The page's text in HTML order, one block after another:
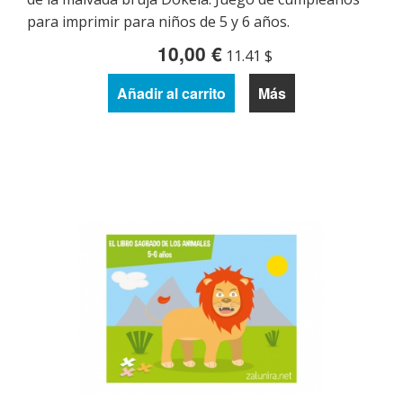
para imprimir para niños de 5 y 6 años.
10,00 € 11.41 $
Añadir al carrito Más